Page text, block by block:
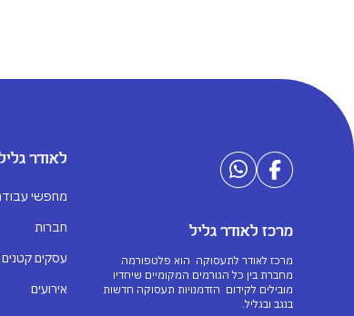
מרכז לאודר גליל
מרכז לאודר לתעסוקה הוא פלטפורמה
מחברת בין כל הגורמים המקומיים שיחדיו
מובילים לקידום הזדמנויות תעסוקה חדשות
בנגב ובגליל.
לאודר
מחפשי
חברות
עסקים קטנים
אירועים